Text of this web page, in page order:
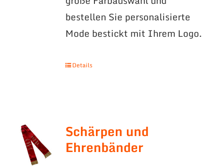
bestellen Sie personalisierte
Mode bestickt mit Ihrem Logo.
Details
Schärpen und
Ehrenbänder